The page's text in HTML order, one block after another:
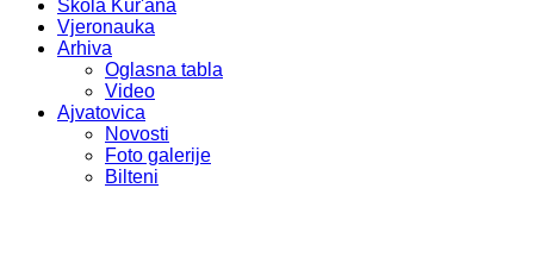
Škola Kur'ana
Vjeronauka
Arhiva
Oglasna tabla
Video
Ajvatovica
Novosti
Foto galerije
Bilteni